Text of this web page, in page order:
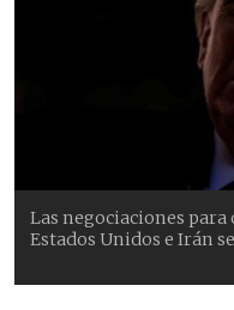
Las negociaciones
Estados Unidos e Irán